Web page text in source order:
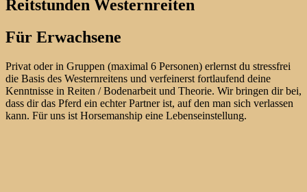
Reitstunden Westernreiten
Für Erwachsene
Privat oder in Gruppen (maximal 6 Personen) erlernst du stressfrei
die Basis des Westernreitens und verfeinerst fortlaufend deine
Kenntnisse in Reiten / Bodenarbeit und Theorie. Wir bringen dir bei,
dass dir das Pferd ein echter Partner ist, auf den man sich verlassen
kann. Für uns ist Horsemanship eine Lebenseinstellung.